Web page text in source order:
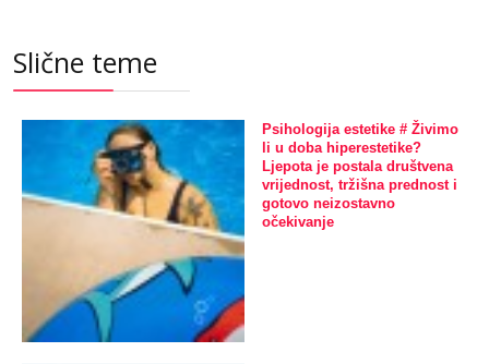
Slične teme
Psihologija estetike # Živimo
li u doba hiperestetike?
Ljepota je postala društvena
vrijednost, tržišna prednost i
gotovo neizostavno
očekivanje